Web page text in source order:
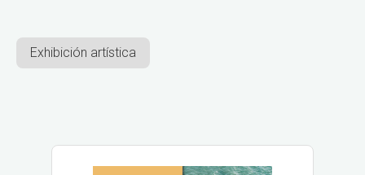
Exhibición artística